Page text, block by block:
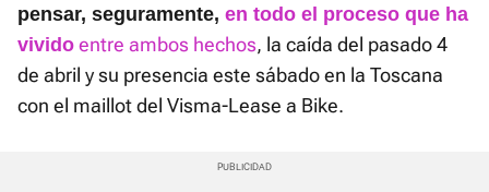
pensar, seguramente, en todo el proceso que ha
vivido entre ambos hechos, la caída del pasado 4
de abril y su presencia este sábado en la Toscana
con el maillot del Visma-Lease a Bike.